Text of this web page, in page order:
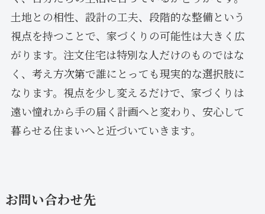
土地との相性、設計の工夫、段階的な整備という
視点を持つことで、家づくりの可能性は大きく広
がります。注文住宅は特別な人だけのものではな
く、考え方次第で誰にとっても現実的な選択肢に
なります。視点を少し変えるだけで、家づくりは
遠い憧れから手の届く計画へと変わり、安心して
暮らせる住まいへと近づいていきます。
お問い合わせ先